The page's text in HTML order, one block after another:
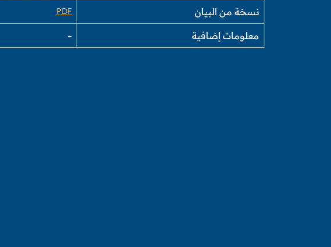
نسخة من البيان PDF
معلومات إضافية –